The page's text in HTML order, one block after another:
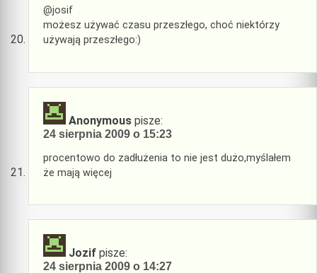
@josif
możesz używać czasu przeszłego, choć niektórzy
używają przeszłego:)
Anonymous pisze:
24 sierpnia 2009 o 15:23
procentowo do zadłużenia to nie jest dużo,myślałem
że mają więcej
Jozif pisze:
24 sierpnia 2009 o 14:27